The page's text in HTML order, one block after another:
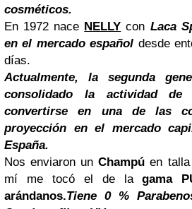
cosméticos.
En 1972 nace NELLY con Laca
en el mercado español desde
días.
Actualmente, la segunda
consolidado la actividad de
convertirse en una de las
proyección en el mercado
España.
Nos enviaron unChampú en
mí me tocó el de lagama
arándanos.Tiene 0 %